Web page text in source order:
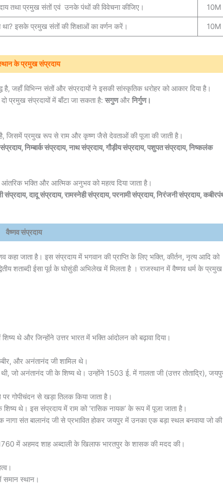
तथा प्रमुख संतों एवं उनके पंथों की विवेचना कीजिए। 10M
इसके प्रमुख संतों की शिक्षाओं का वर्णन करें। 10M
के प्रमुख संप्रदाय
है, जहाँ विभिन्न संतों और संप्रदायों ने इसकी सांस्कृतिक धरोहर को आकार दिया है।
प्रमुख संप्रदायों में बाँटा जा सकता है: सगुणऔर निर्गुण।
जिसमें प्रमुख रूप से राम और कृष्ण जैसे देवताओं की पूजा की जाती है।
निम्बार्क संप्रदाय, नाथ संप्रदाय, गौड़ीय संप्रदाय, पशुपत संप्रदाय, निष्कलंक
आंतरिक भक्ति और आत्मिक अनुभव को महत्व दिया जाता है।
संप्रदाय, दादू संप्रदाय, रामस्नेही संप्रदाय, परनामी संप्रदाय, निरंजनी संप्रदाय,
वैष्णव संप्रदाय
जाता है। इस संप्रदाय में भगवान की प्राप्ति के लिए भक्ति, कीर्तन, नृत्य आदि को
शताब्दी ईसा पूर्व के घोसुंडी अभिलेख में मिलता है । राजस्थान में वैष्णव धर्म के प्रमुख
शिष्य थे और जिन्होंने उत्तर भारत में भक्ति आंदोलन को बढ़ावा दिया।
और अनंतानंद जी शामिल थे।
जो अनंतानंद जी के शिष्य थे। उन्होंने 1503 ई. में गालता जी (उत्तर तोताद्रि),
गोपीचंदन से खड़ा तिलक किया जाता है।
थे। इस संप्रदाय में राम को ‘रासिक नायक’ के रूप में पूजा जाता है।
संत बालानंद जी से प्रभावित होकर जयपुर में उनका एक बड़ा स्थल बनवाया जो की
में अहमद शाह अब्दाली के खिलाफ भारतपुर के शासक की मदद की।
समान स्थान।